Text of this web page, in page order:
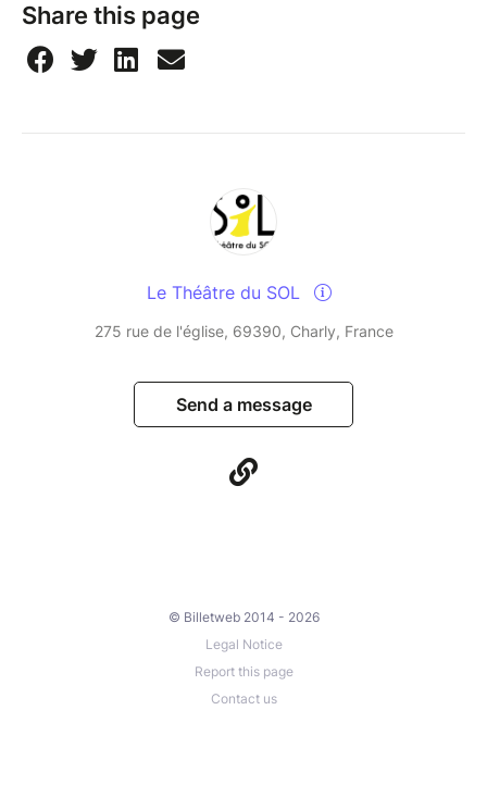
Share this page
Le Théâtre du SOL
275 rue de l'église, 69390, Charly, France
Send a message
© Billetweb 2014 - 2026
Legal Notice
Report this page
Contact us